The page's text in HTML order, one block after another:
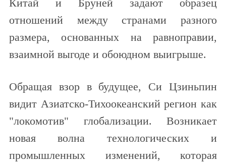
Китай и Бруней задают образец
отношений между странами разного
размера, основанных на равноправии,
взаимной выгоде и обоюдном выигрыше.
Обращая взор в будущее, Си Цзиньпин
видит Азиатско-Тихоокеанский регион как
"локомотив" глобализации. Возникает
новая волна технологических и
промышленных изменений, которая